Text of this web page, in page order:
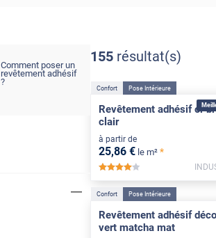
Comment poser un
revêtement adhésif
?
155 résultat(s)
Confort Pose Intérieure
Revêtement adhésif or
clair
à partir de
25,86 € le m² *
*****
Confort Pose Intérieure
Revêtement adhésif
vert matcha mat